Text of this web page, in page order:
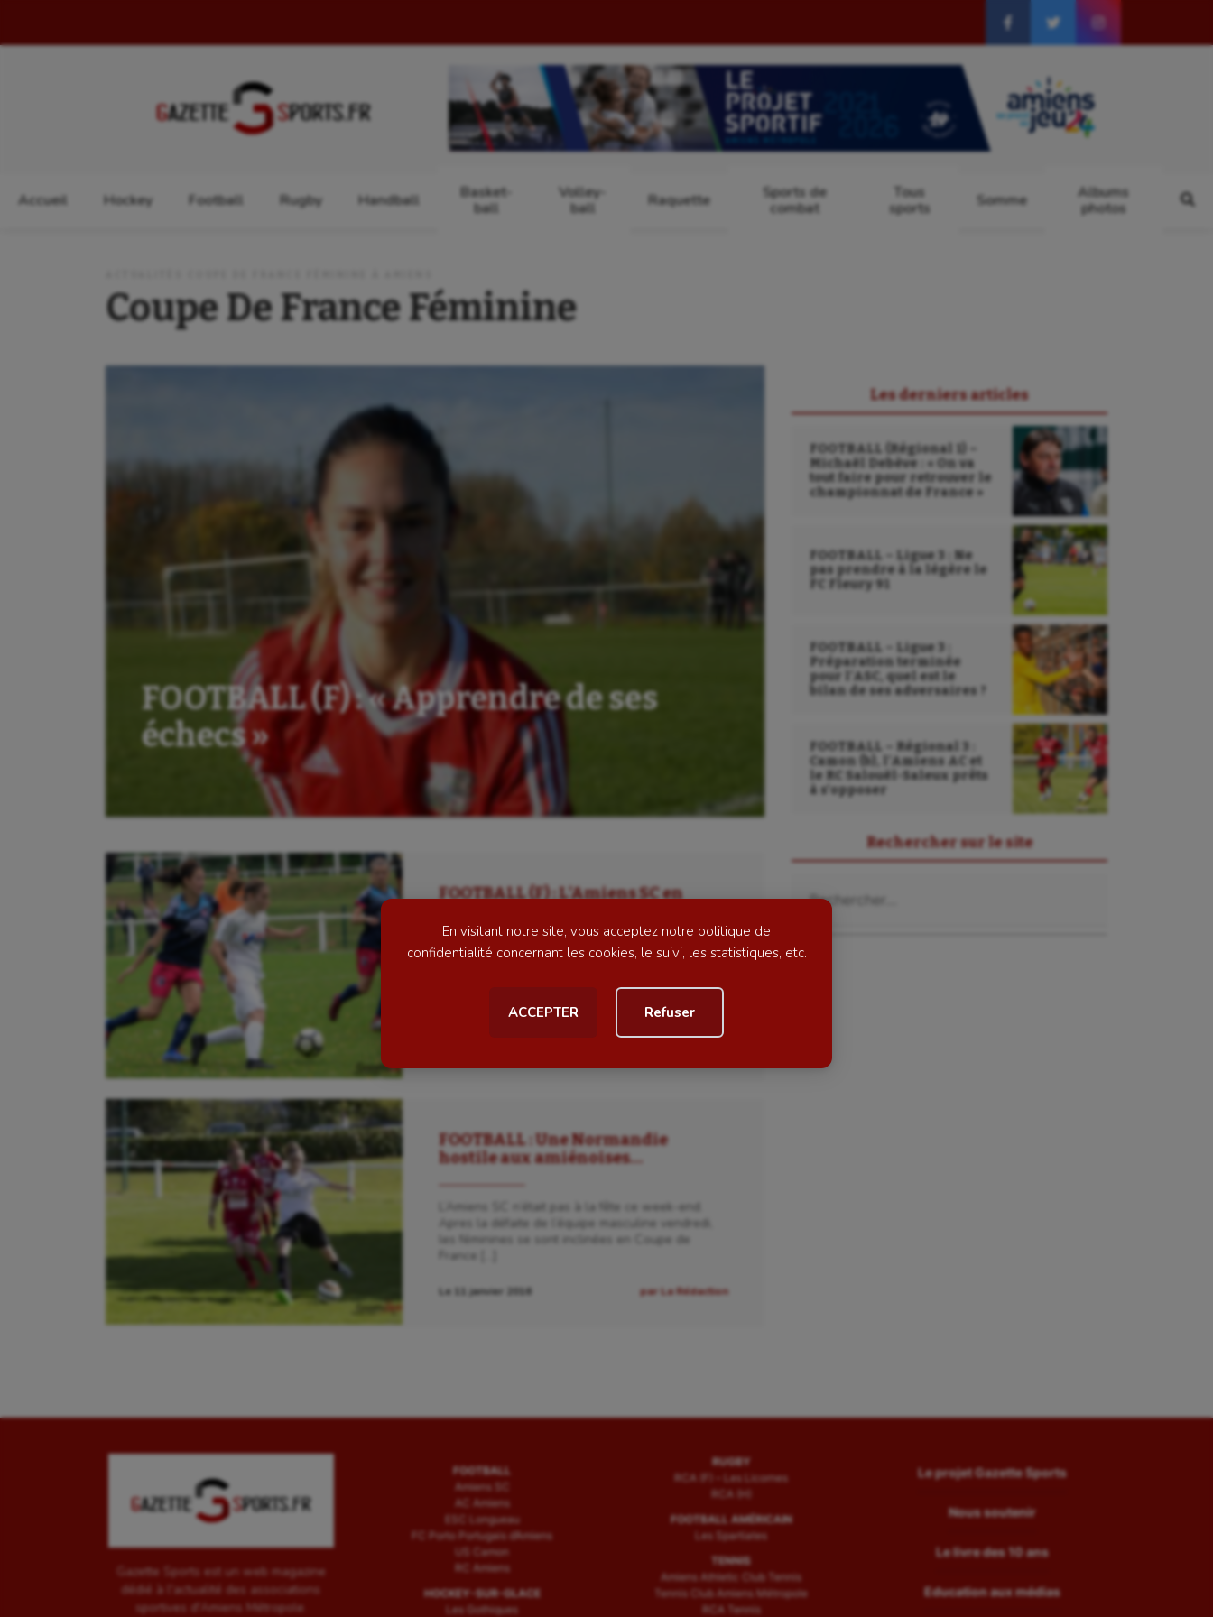
En visitant notre site, vous acceptez notre politique de
confidentialité concernant les cookies, le suivi, les statistiques, etc.
ACCEPTER Refuser
Accueil Hockey Football Rugby Handball
Basket-
ball
Volley-
ball
Raquette
Sports de
combat
Tous
sports
Somme
Albums
photos
Aviron
Balle à la main
Ballon au poing
Baseball
Billard
Boules lyonnaises
Cerf Volant
Cheerleading
Course à pied
Escrime
Fitness
Flag football
Football américain
Futsal
Gymnastique rythmique
Haltérophilie
Hippisme
Natation artistique
Outdoor
Pétanque
Randonnée / Marche
Sarbacane
Sauvetage sportif
Sport adapté
Sport santé
Coupe De France Féminine
FOOTBALL (F) : « Apprendre de ses
échecs »
FOOTBALL (F) : L’Amiens SC en
Le Havre se dresse sur le chemin des demoiselles
la Coupe de France. Une belle aventure […]
FOOTBALL : Une Normandie
hostile aux amiénoises…
L’Amiens SC n’était pas à la fête ce week-end.
Apres la défaite de l’équipe masculine vendredi,
les féminines se sont inclinées en Coupe de
France […]
Le 11 janvier 2016 par La Rédaction
Les derniers articles
FOOTBALL (Régional 1) –
Michaël Debève : « On va
tout faire pour retrouver le
championnat de France »
FOOTBALL – Ligue 3 : Ne
pas prendre à la légère le
FC Fleury 91
FOOTBALL – Ligue 3 :
Préparation terminée
pour l’ASC, quel est le
bilan de ses adversaires ?
FOOTBALL – Régional 3 :
Camon (b), l’Amiens AC et
le RC Salouël-Saleux prêts
à s’opposer
Rechercher sur le site
Gazette Sports est un web magazine
dédié à l'actualité des associations
sportives d'Amiens Métropole.
FOOTBALL
Amiens SC
AC Amiens
ESC Longueau
FC Porto Portugais d’Amiens
US Camon
RC Amiens
HOCKEY-SUR-GLACE
Les Gothiques
RUGBY
RCA (F) – Les Licornes
RCA (H)
FOOTBALL AMÉRICAIN
Les Spartiates
TENNIS
Amiens Athletic Club Tennis
Tennis Club Amiens Métropole
RCA Tennis
Le projet Gazette Sports
Nous soutenir
Le livre des 10 ans
Education aux médias